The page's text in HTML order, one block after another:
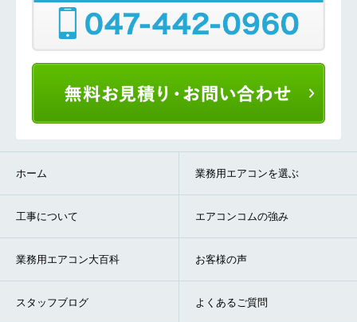
ホーム 業務用エアコンを選ぶ
工事について エアコンコムの強み
業務用エアコン大百科 お客様の声
スタッフブログ よくあるご質問